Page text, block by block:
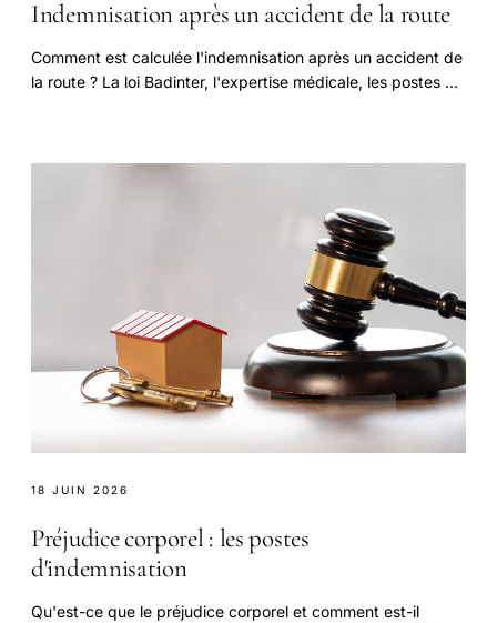
Indemnisation après un accident de la route
Comment est calculée l'indemnisation après un accident de
la route ? La loi Badinter, l'expertise médicale, les postes de
18 JUIN 2026
Préjudice corporel : les postes
d'indemnisation
Qu'est-ce que le préjudice corporel et comment est-il